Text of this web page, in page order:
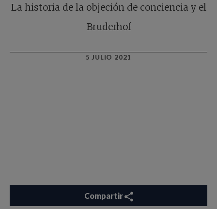
La historia de la objeción de conciencia y el
Bruderhof
5 JULIO 2021
Compartir